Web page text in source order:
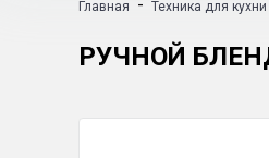
Главная - Техника для кухни
РУЧНОЙ